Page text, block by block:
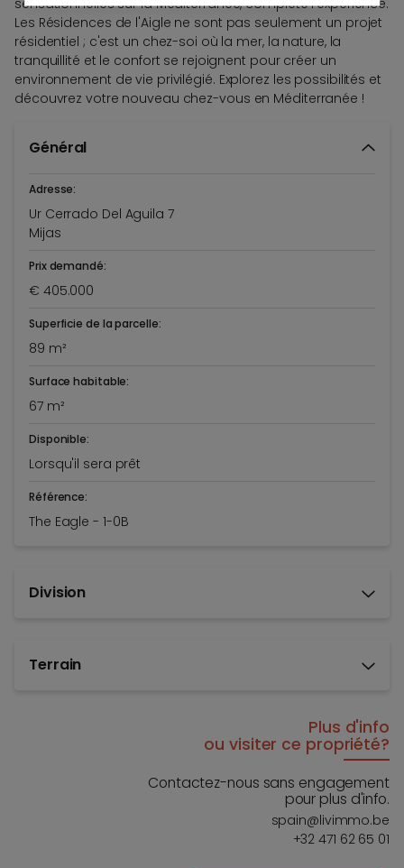
Les Résidences de l'Aigle ne sont pas seulement un projet
résidentiel ; c'est un chez-soi où la mer, la nature, la
tranquillité et le confort se rejoignent pour créer un
environnement de vie privilégié. Explorez les possibilités et
découvrez votre nouveau chez-vous en Méditerranée !
Général
Adresse:
Ur Cerrado Del Aguila 7
Mijas
Prix demandé:
€ 405.000
Superficie de la parcelle:
89 m²
Surface habitable:
67 m²
Disponible:
Lorsqu'il sera prêt
Référence:
The Eagle - 1-0B
Division
Terrain
Plus d'info
ou visiter ce propriété?
Contactez-nous sans engagement
pour plus d'info.
spain@livimmo.be
+32 471 62 65 01